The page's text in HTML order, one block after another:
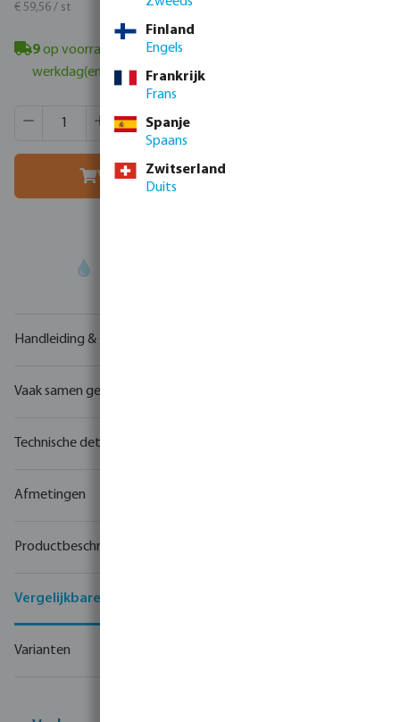
€ 59,56 / st
9op voorraad in Veghel, NL
werkdag(en)
Producthoeveelheid: Voer de gewenste hoeveelheid in of
Verpakt per:
MSQ:
Voeg toe aan winkelmandje
Handleiding & tekeningen
Vaak samen gekocht
Technische details
Afmetingen
Productbeschrijving
Vergelijkbare producten
Varianten
Finland
Engels
Frankrijk
Frans
Spanje
Spaans
Zwitserland
Duits